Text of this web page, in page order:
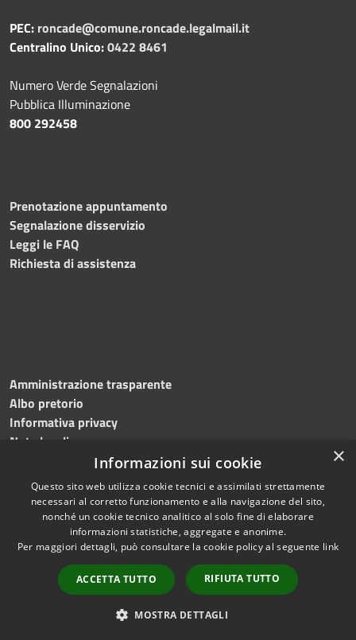
PEC: roncade@comune.roncade.legalmail.it
Centralino Unico:0422 8461
Numero Verde Segnalazioni
Pubblica Illuminazione
800 292458
Prenotazione appuntamento
Segnalazione disservizio
Leggi le FAQ
Richiesta di assistenza
Amministrazione trasparente
Albo pretorio
Informativa privacy
Note legali
Dichiarazione di accessibilità
Accessibilità
Copyright © 2026 • Comune di
Roncade • Powered by
Municipium•
Accesso
redazione
×
Informazioni sui cookie
Questo sito web utilizza cookie tecnici e assimilati strettamente
necessari al corretto funzionamento e alla navigazione del sito,
nonché un cookie tecnico analitico al solo fine di elaborare
informazioni statistiche, aggregate e anonime.
Per maggiori dettagli, può consultare la cookie policy al seguente link
ACCETTA TUTTO RIFIUTA TUTTO
MOSTRA DETTAGLI